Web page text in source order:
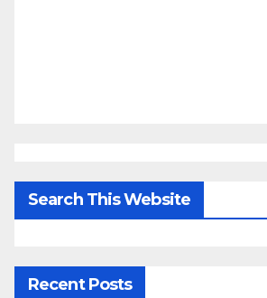
Search This Website
Recent Posts